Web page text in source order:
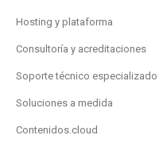
Hosting y plataforma
Consultoría y acreditaciones
Soporte técnico especializado
Soluciones a medida
Contenidos.cloud